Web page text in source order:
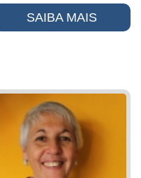
SAIBA MAIS